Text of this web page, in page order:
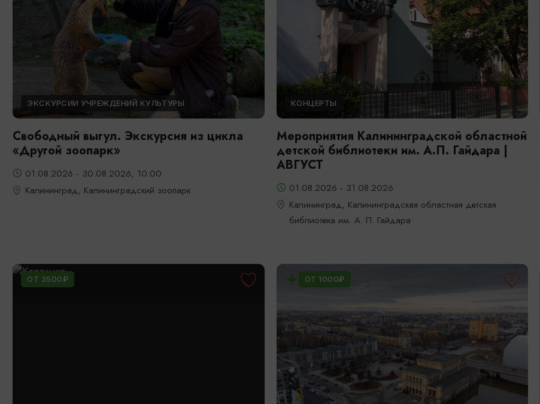
ЭКСКУРСИИ УЧРЕЖДЕНИЙ КУЛЬТУРЫ
Свободный выгул. Экскурсия из цикла
«Другой зоопарк»
01.08.2026 - 30.08.2026, 10:00
Калининград, Калининградский зоопарк
КОНЦЕРТЫ
Мероприятия Калининградской областной
детской библиотеки им. А.П. Гайдара |
АВГУСТ
01.08.2026 - 31.08.2026
Калининград, Калининградская областная детская
библиотека им. А. П. Гайдара
ОТ 3500₽ ОТ 1000₽